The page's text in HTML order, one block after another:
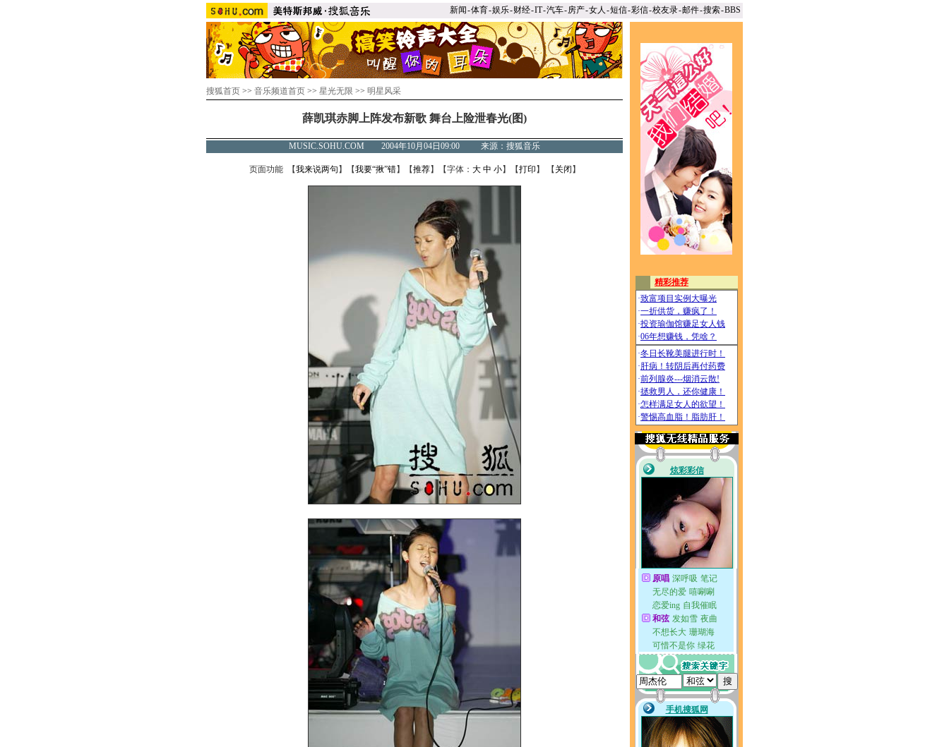
新闻-体育-娱乐-财经-IT-汽车-房产-女人 -短信-彩信-校友录-邮件-搜索-BBS
搜狐首页 >> 音乐频道首页 >> 星光无限 >> 明星风采
薛凯琪赤脚上阵发布新歌 舞台上险泄春光(图)
MUSIC.SOHU.COM 2004年10月04日09:00 来源：搜狐音乐
页面功能 【我来说两句 】【我要“揪”错】【推荐】【字体： 大 中 小】【打印 】 【 关闭 】